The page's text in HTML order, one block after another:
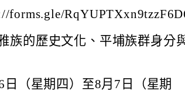
forms.gle/
族的歷史文化、平埔族群身分
日（星期四）至8月7日（星期